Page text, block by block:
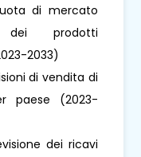
di mercato
prodotti
2033)
di vendita di
paese (2023-
dei ricavi